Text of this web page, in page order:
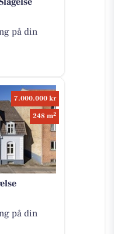
på din
7.000.000 kr
248 m2
på din